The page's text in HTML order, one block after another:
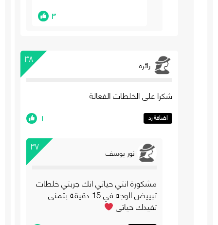
٣
٣٨ زائرة
شكرا على الخلطات الفعالة
اضافة رد ١
٣٧ نور يوسف
مشكورة انتي حياتي انك جربتي خلطات
تبييض الوجه في 15 دقيقة بتمنى
تفيدك حياتي